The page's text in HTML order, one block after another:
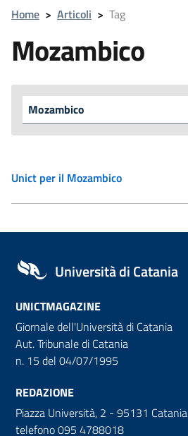
Home > Articoli > Tag
Mozambico
Unict per il Mozambico
Università di Catania
UNICTMAGAZINE
Giornale dell'Università di Catania
Aut. Tribunale di Catania
n. 15 del 04/07/1995
REDAZIONE
Piazza Università, 2 - 95131 Catania
telefono 095 4788018